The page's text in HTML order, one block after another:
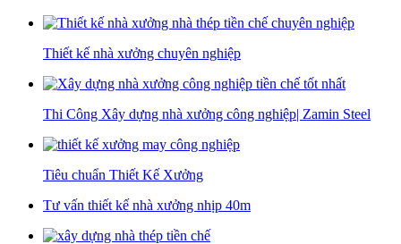
Thiết kế nhà xưởng chuyên nghiệp
Thi Công Xây dựng nhà xưởng công nghiệp| Zamin Steel
Tiêu chuẩn Thiết Kế Xưởng
Tư vấn thiết kế nhà xưởng nhịp 40m